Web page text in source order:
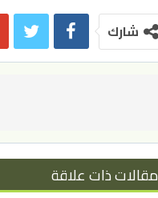
شارك
مقالات ذات علاقة